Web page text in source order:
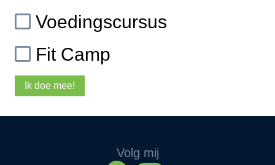
Voedingscursus
Fit Camp
Ik doe mee!
Volg mij